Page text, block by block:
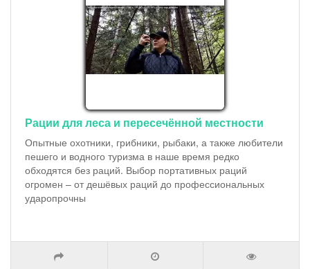
Рации для леса и пересечённой местности
Опытные охотники, грибники, рыбаки, а также любители
пешего и водного туризма в наше время редко
обходятся без раций. Выбор портативных раций
огромен – от дешёвых раций до профессиональных
ударопрочны